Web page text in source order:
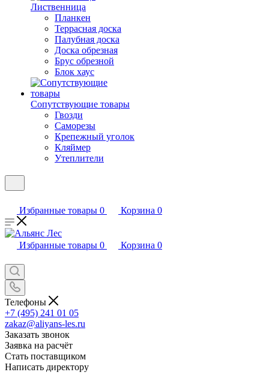
Лиственница
Планкен
Террасная доска
Палубная доска
Доска обрезная
Брус обрезной
Блок хаус
Сопутствующие товары
Гвозди
Саморезы
Крепежный уголок
Кляймер
Утеплители
Избранные товары 0 Корзина 0
Избранные товары 0 Корзина 0
Телефоны
+7 (495) 241 01 05
zakaz@aliyans-les.ru
Заказать звонок
Заявка на расчёт
Стать поставщиком
Написать директору